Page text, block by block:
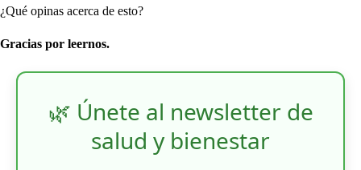
¿Qué opinas acerca de esto?
Gracias por leernos.
🌿 Únete al newsletter de
salud y bienestar